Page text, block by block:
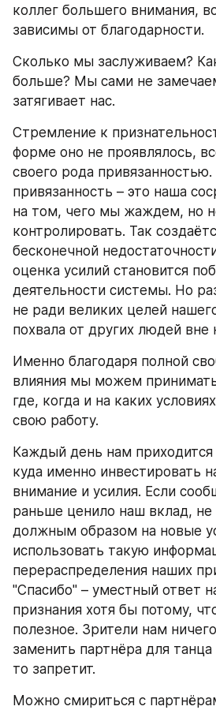
коллег большего внимания,
зависимы от благодарности.
Сколько мы заслуживаем?
больше? Мы сами не
затягивает нас.
Стремление к
форме оно не проявлялось,
своего рода
привязанность – это наша
на том, чего мы жаждем, но
контролировать. Так
бесконечной
оценка усилий становится
деятельности системы. Но
не ради великих целей
похвала от других людей вне
Именно благодаря полной
влияния мы можем
где, когда и на каких
свою работу.
Каждый день нам
куда именно инвестировать
внимание и усилия. Если
раньше ценило наш вклад, не
должным образом на новые
использовать такую
перераспределения наших
"Спасибо" – уместный ответ
признания хотя бы потому,
полезное. Зрители нам
заменить партнёра для
то запретит.
Можно смириться с